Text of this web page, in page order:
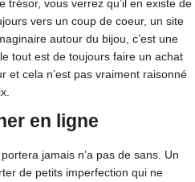
trésor, vous verrez qu’il en existe de
vers un coup de coeur, un site
autour du bijou, c’est une
tout est de toujours faire un achat
et cela n’est pas vraiment raisonné
en ligne
jamais n’a pas de sans. Un
de petits imperfection qui ne